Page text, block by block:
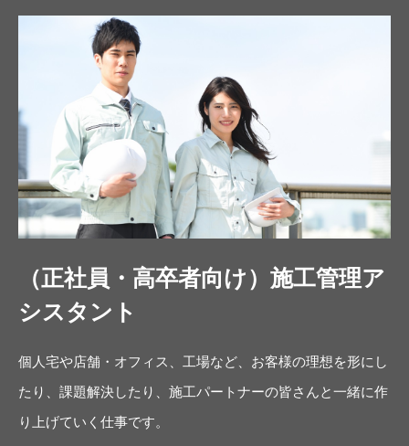
（正社員・高卒者向け）施工管理ア
シスタント
個人宅や店舗・オフィス、工場など、お客様の理想を形にし
たり、課題解決したり、施工パートナーの皆さんと一緒に作
り上げていく仕事です。